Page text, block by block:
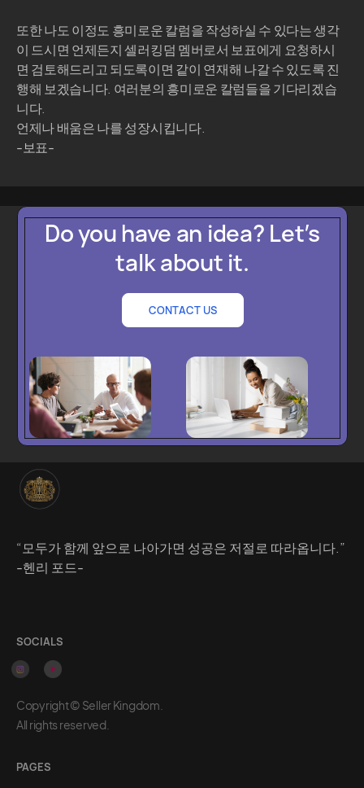
또한 나도 이정도 흥미로운 칼럼을 작성하실 수 있다는 생각
이 드시면 언제든지 셀러킹덤 멤버로서 보표에게 요청하시
면 검토해드리고 되도록이면 같이 연재해 나갈 수 있도록 진
행해 보겠습니다. 여러분의 흥미로운 칼럼들을 기다리겠습
니다.
언제나 배움은 나를 성장시킵니다.
-보표-
Do you have an idea? Let’s
talk about it.
CONTACT US
“모두가 함께 앞으로 나아가면 성공은 저절로 따라옵니다.”
-헨리 포드-
SOCIALS
Copyright © Seller Kingdom.
All rights reserved.
PAGES